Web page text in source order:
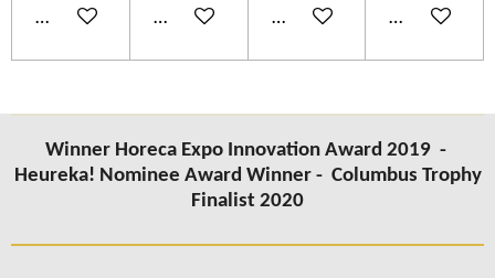
Add to cart Add to cart Add to cart Add to cart
Winner Horeca Expo Innovation Award 2019 -
Heureka! Nominee Award Winner - Columbus Trophy
Finalist 2020